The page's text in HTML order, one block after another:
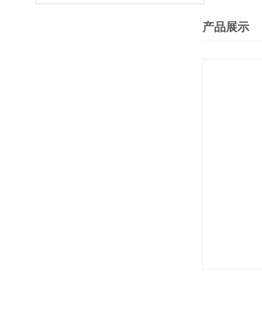
产品展示